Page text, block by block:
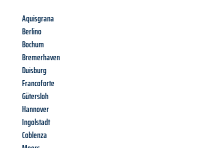
Aquisgrana
Berlino
Bochum
Bremerhaven
Duisburg
Francoforte
Gütersloh
Hannover
Ingolstadt
Coblenza